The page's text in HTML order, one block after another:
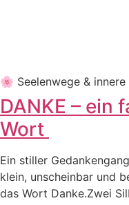
🌸 See­len­we­ge &
DANKE – ein
Wort
Ein stil­ler
klein, unschein­bar und
das Wort Dan­ke.Zwei